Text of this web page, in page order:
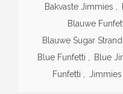
Bakvaste Jimmies
Blauwe
Blauwe Sugar
Blue Funfetti
Blue
Funfetti
Jimmies